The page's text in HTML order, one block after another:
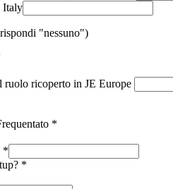
Italy
"nessuno")
ruolo ricoperto in JE Europe
*
*
*